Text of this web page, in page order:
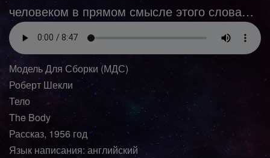
человеком в прямом смысле этого слова…
Модель Для Сборки (МДС)
Роберт Шекли
Тело
The Body
Рассказ, 1956 год
Язык написания: английский